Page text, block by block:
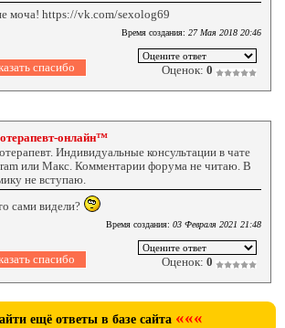
моча! https://vk.com/sexolog69
Время создания: 27 Мая 2018 20:46
Оценок: 0
онлайн™
Индивидуальные консультации в чате
или Макс. Комментарии форума не читаю. В
не вступаю.
сами видели?
Время создания: 03 Февраля 2021 21:48
Оценок: 0
ещё ответы в базе сайта «««